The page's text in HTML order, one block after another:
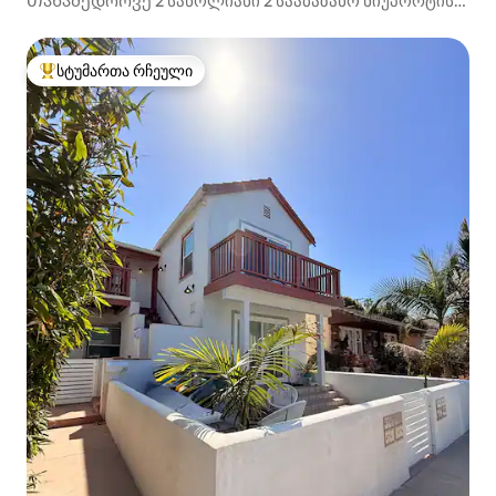
სტუმართა რჩეული მოწინავე ვარიანტი
სტუმართა რჩეული